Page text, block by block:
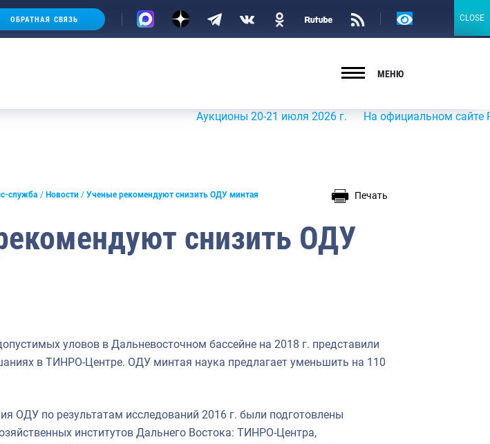
ОБРАТНАЯ СВЯЗЬ
Версия
МЕНЮ
Аукционы 20-21 июля 2026 г. На официальном сайте
служба Новости Ученые рекомендуют снизить ОДУ минтая Печать
снизить ОДУ
уловов в Дальневосточном бассейне на 2018 г. представили
в ТИНРО-Центре. ОДУ минтая наука предлагает уменьшить на 110
ОДУ по результатам исследований 2016 г. были подготовлены
институтов Дальнего Востока: ТИНРО-Центра,
CLOSE
CLOSE